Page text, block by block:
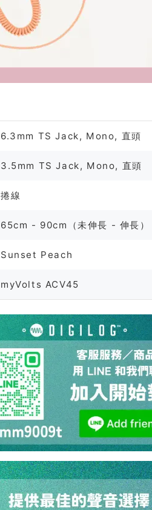
6.3mm TS Jack, Mono, 直頭
3.5mm TS Jack, Mono, 直頭
捲線
65cm - 90cm（未伸長 - 伸長）
Sunset Peach
myVolts ACV45